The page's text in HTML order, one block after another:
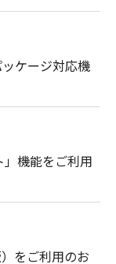
ケージ対応機
」機能をご利用
をご利用のお